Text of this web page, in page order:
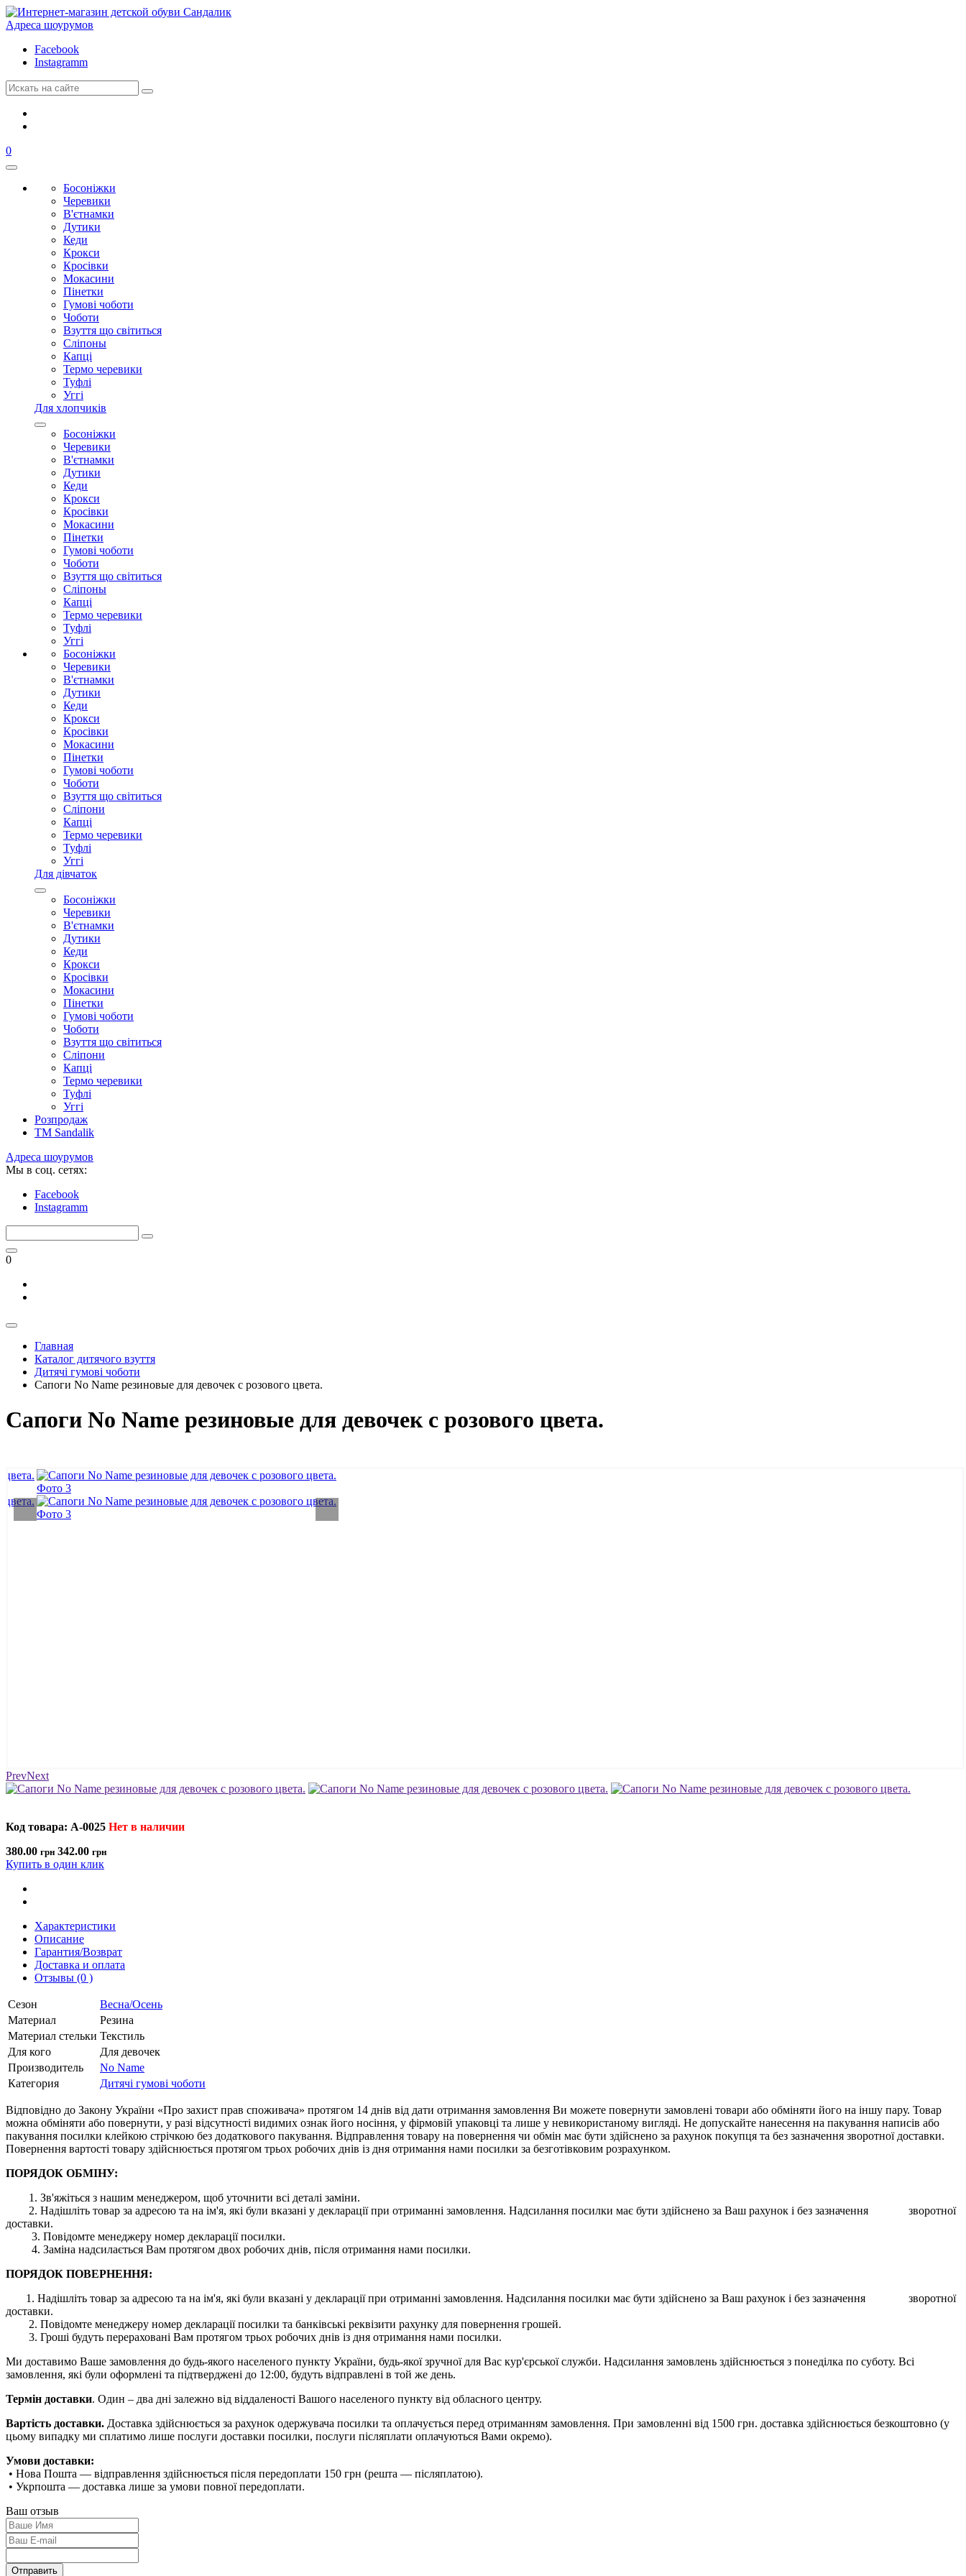
Адреса шоурумов
Facebook
Instagramm
0
Босоніжки
Черевики
В'єтнамки
Дутики
Кеди
Крокси
Кросівки
Мокасини
Пінетки
Гумові чоботи
Чоботи
Взуття що світиться
Сліпоны
Капці
Термо черевики
Туфлі
Уггі
Для хлопчиків
Босоніжки
Черевики
В'єтнамки
Дутики
Кеди
Крокси
Кросівки
Мокасини
Пінетки
Гумові чоботи
Чоботи
Взуття що світиться
Сліпоны
Капці
Термо черевики
Туфлі
Уггі
Босоніжки
Черевики
В'єтнамки
Дутики
Кеди
Крокси
Кросівки
Мокасини
Пінетки
Гумові чоботи
Чоботи
Взуття що світиться
Сліпони
Капці
Термо черевики
Туфлі
Уггі
Для дівчаток
Босоніжки
Черевики
В'єтнамки
Дутики
Кеди
Крокси
Кросівки
Мокасини
Пінетки
Гумові чоботи
Чоботи
Взуття що світиться
Сліпони
Капці
Термо черевики
Туфлі
Уггі
Розпродаж
TM Sandalik
Адреса шоурумов
Мы в соц. сетях:
Facebook
Instagramm
0
Главная
Каталог дитячого взуття
Дитячі гумові чоботи
Сапоги No Name резиновые для девочек с розового цвета.
Сапоги No Name резиновые для девочек с розового цвета.
PrevNext
Код товара: A-0025 Нет в наличии
380.00 грн 342.00 грн
Купить в один клик
Характеристики
Описание
Гарантия/Возврат
Доставка и оплата
Отзывы (0 )
Сезон
Весна/Осень
Материал
Резина
Материал стельки Текстиль
Для кого
Для девочек
Производитель
No Name
Категория
Дитячі гумові чоботи
Відповідно до Закону України «Про захист прав споживача» протягом 14 днів від дати отримання замовлення Ви можете повернути замовлені товари або обміняти його на іншу пару. Товар
можна обміняти або повернути, у разі відсутності видимих ​​ознак його носіння, у фірмовій упаковці та лише у невикористаному вигляді. Не допускайте нанесення на пакування написів або
пакування посилки клейкою стрічкою без додаткового пакування. Відправлення товару на повернення чи обмін має бути здійснено за рахунок покупця та без зазначення зворотної доставки.
Повернення вартості товару здійснюється протягом трьох робочих днів із дня отримання нами посилки за безготівковим розрахунком.
ПОРЯДОК ОБМІНУ:
1. Зв'яжіться з нашим менеджером, щоб уточнити всі деталі заміни.
2. Надішліть товар за адресою та на ім'я, які були вказані у декларації при отриманні замовлення. Надсилання посилки має бути здійснено за Ваш рахунок і без зазначення зворотної
доставки.
3. Повідомте менеджеру номер декларації посилки.
4. Заміна надсилається Вам протягом двох робочих днів, після отримання нами посилки.
ПОРЯДОК ПОВЕРНЕННЯ:
1. Надішліть товар за адресою та на ім'я, які були вказані у декларації при отриманні замовлення. Надсилання посилки має бути здійснено за Ваш рахунок і без зазначення зворотної
доставки.
2. Повідомте менеджеру номер декларації посилки та банківські реквізити рахунку для повернення грошей.
3. Гроші будуть перераховані Вам протягом трьох робочих днів із дня отримання нами посилки.
Ми доставимо Ваше замовлення до будь-якого населеного пункту України, будь-якої зручної для Вас кур'єрської служби. Надсилання замовлень здійснюється з понеділка по суботу. Всі
замовлення, які були оформлені та підтверджені до 12:00, будуть відправлені в той же день.
Термін доставки. Один – два дні залежно від віддаленості Вашого населеного пункту від обласного центру.
Вартість доставки. Доставка здійснюється за рахунок одержувача посилки та оплачується перед отриманням замовлення. При замовленні від 1500 грн. доставка здійснюється безкоштовно (у
цьому випадку ми сплатимо лише послуги доставки посилки, послуги післяплати оплачуються Вами окремо).
Умови доставки:
• Нова Пошта — відправлення здійснюється після передоплати 150 грн (решта — післяплатою).
• Укрпошта — доставка лише за умови повної передоплати.
Ваш отзыв